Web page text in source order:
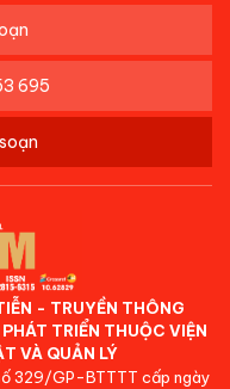
695
- TRUYỀN THÔNG
TRIỂN THUỘC VIỆN
VÀ QUẢN LÝ
329/GP-BTTTT cấp ngày